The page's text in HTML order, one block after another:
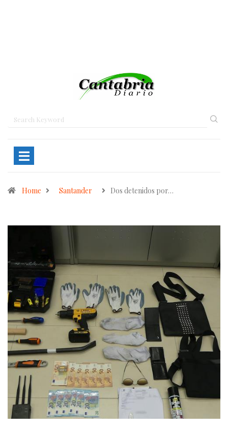
Home Santander Dos detenidos por…